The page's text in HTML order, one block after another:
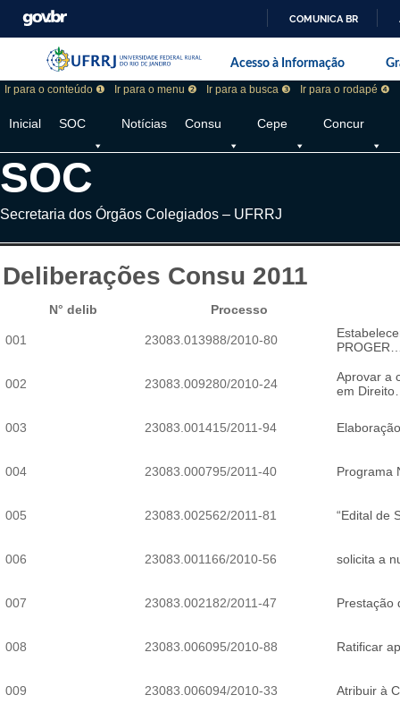
COMUNICA BR
Pular barra institucional
Barra institucional da Universidade
Acesso à Informação
Ir para o conteúdo ❶ Ir para o menu ❷ Ir para a busca ❸ Ir para o rodapé ❹
Inicial SOC Notícias Consu Cepe Concur
SOC
Secretaria dos Órgãos Colegiados – UFRRJ
Deliberações Consu 2011
N° delib Processo
001 23083.013988/2010-80
002 23083.009280/2010-24
Aprovar a
em
003 23083.001415/2011-94
004 23083.000795/2011-40 Programa
005 23083.002562/2011-81 “Edital de
006 23083.001166/2010-56 solicita a
007 23083.002182/2011-47 Prestação
008 23083.006095/2010-88 Ratificar
009 23083.006094/2010-33 Atribuir à